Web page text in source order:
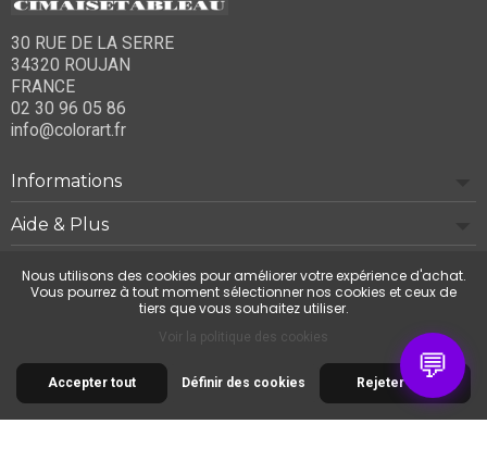
30 RUE DE LA SERRE
34320 ROUJAN
FRANCE
02 30 96 05 86
info@colorart.fr
Informations
Aide & Plus
Notre société
Contactez-nous
💬
© 2026 Cimaise Tableau. Tous droits réservés.
Nous utilisons des cookies pour améliorer votre expérience d'achat.
Vous pourrez à tout moment sélectionner nos cookies et ceux de
tiers que vous souhaitez utiliser.
Voir la politique des cookies
Accepter tout Rejeter tout
Définir des cookies